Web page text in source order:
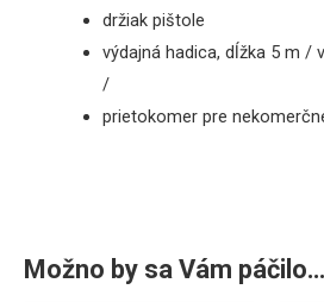
držiak pištole
výdajná hadica, dĺžka 5 m /
/
prietokomer pre
Možno by sa Vám páčilo…